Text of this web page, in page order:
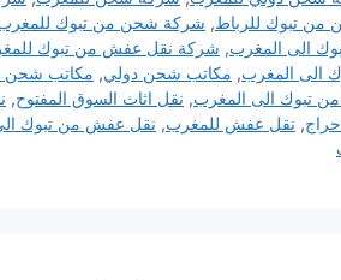
تبوك للرباط, شركة شحن من تبوك
الى المغرب, شركة نقل عفش من تبوك
الى المغرب, مكاتب شحن دولي, مكاتب شحن
من تبوك الى المغرب, نقل اثاث السوق المفتوح,
, نقل عفش للمغرب, نقل عفش من تبوك